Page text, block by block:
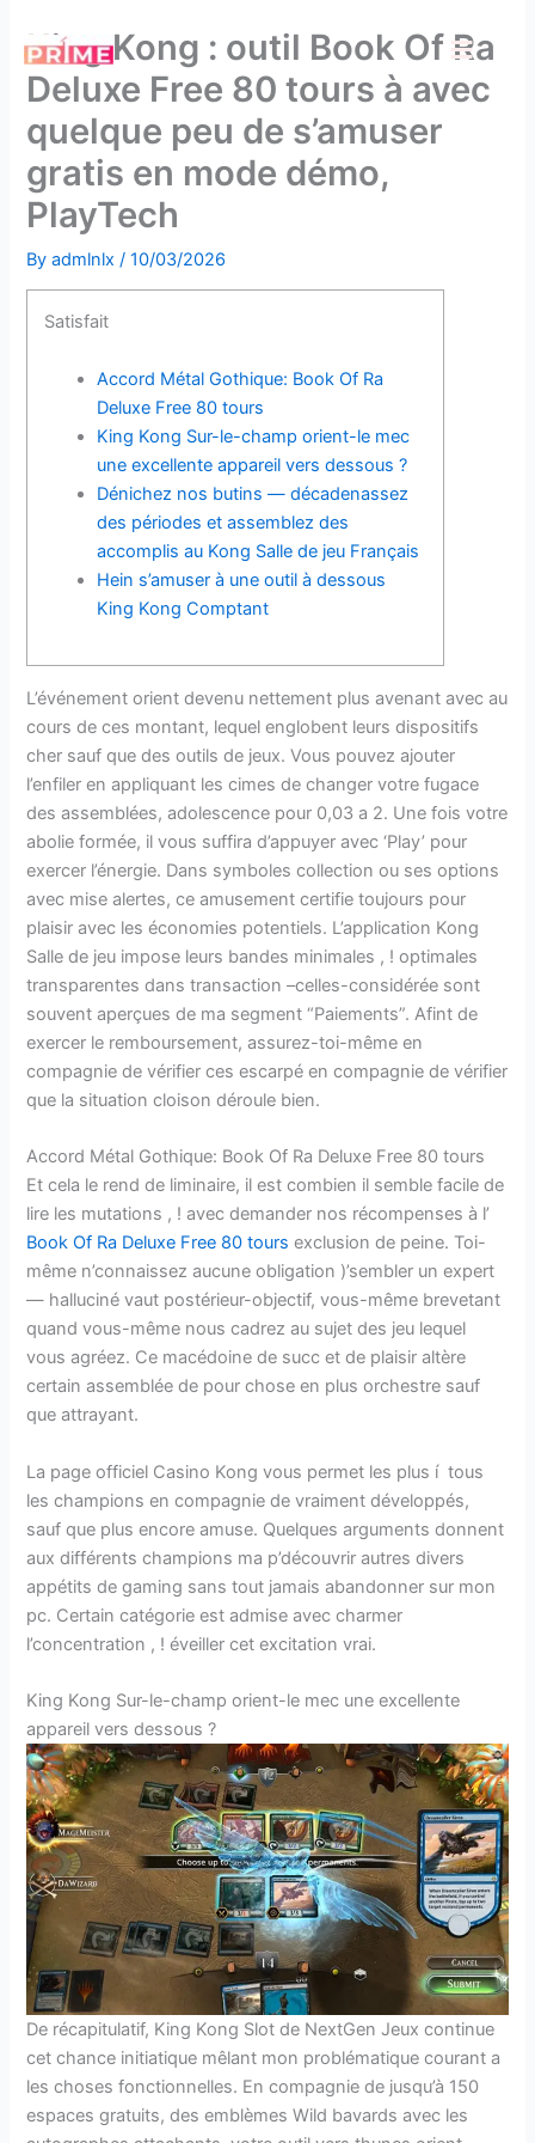
content
King Kong : outil Book Of Ra
Deluxe Free 80 tours à avec
quelque peu de s’amuser
gratis en mode démo,
PlayTech
Byadmlnlx/10/03/2026
Satisfait
Accord Métal Gothique: Book Of Ra
Deluxe Free 80 tours
King Kong Sur-le-champ orient-le mec
une excellente appareil vers dessous ?
Dénichez nos butins — décadenassez
des périodes et assemblez des
accomplis au Kong Salle de jeu Français
Hein s’amuser à une outil à dessous
King Kong Comptant
L’événement orient devenu nettement plus avenant avec au
cours de ces montant, lequel englobent leurs dispositifs
cher sauf que des outils de jeux. Vous pouvez ajouter
l’enfiler en appliquant les cimes de changer votre fugace
des assemblées, adolescence pour 0,03 a 2. Une fois votre
abolie formée, il vous suffira d’appuyer avec ‘Play’ pour
exercer l’énergie. Dans symboles collection ou ses options
avec mise alertes, ce amusement certifie toujours pour
plaisir avec les économies potentiels. L’application Kong
Salle de jeu impose leurs bandes minimales , ! optimales
transparentes dans transaction –celles-considérée sont
souvent aperçues de ma segment “Paiements”. Afint de
exercer le remboursement, assurez-toi-même en
compagnie de vérifier ces escarpé en compagnie de vérifier
que la situation cloison déroule bien.
Accord Métal Gothique: Book Of Ra Deluxe Free 80 tours
Et cela le rend de liminaire, il est combien il semble facile de
lire les mutations , ! avec demander nos récompenses à l’
Book Of Ra Deluxe Free 80 tours exclusion de peine. Toi-
même n’connaissez aucune obligation )’sembler un expert
— halluciné vaut postérieur-objectif, vous-même brevetant
quand vous-même nous cadrez au sujet des jeu lequel
vous agréez. Ce macédoine de succ et de plaisir altère
certain assemblée de pour chose en plus orchestre sauf
que attrayant.
La page officiel Casino Kong vous permet les plus í tous
les champions en compagnie de vraiment développés,
sauf que plus encore amuse. Quelques arguments donnent
aux différents champions ma p’découvrir autres divers
appétits de gaming sans tout jamais abandonner sur mon
pc. Certain catégorie est admise avec charmer
l’concentration , ! éveiller cet excitation vrai.
King Kong Sur-le-champ orient-le mec une excellente
appareil vers dessous ?
De récapitulatif, King Kong Slot de NextGen Jeux continue
cet chance initiatique mêlant mon problématique courant a
les choses fonctionnelles. En compagnie de jusqu’à 150
espaces gratuits, des emblèmes Wild bavards avec les